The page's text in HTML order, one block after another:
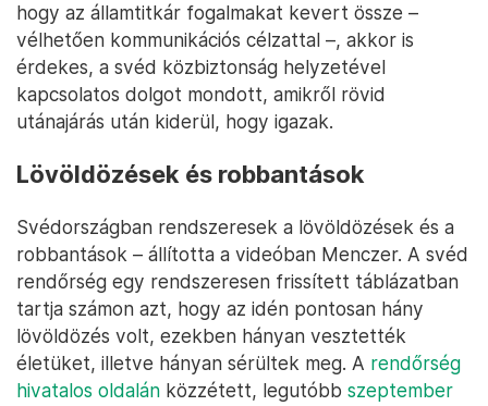
hogy az államtitkár fogalmakat kevert össze –
vélhetően kommunikációs célzattal –, akkor is
érdekes, a svéd közbiztonság helyzetével
kapcsolatos dolgot mondott, amikről rövid
utánajárás után kiderül, hogy igazak.
Lövöldözések és robbantások
Svédországban rendszeresek a lövöldözések és a
robbantások – állította a videóban Menczer. A svéd
rendőrség egy rendszeresen frissített táblázatban
tartja számon azt, hogy az idén pontosan hány
lövöldözés volt, ezekben hányan vesztették
életüket, illetve hányan sérültek meg. A rendőrség
hivatalos oldalán közzétett, legutóbb szeptember